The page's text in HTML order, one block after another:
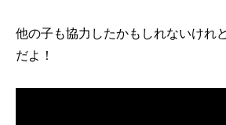
他の子も協力したかもしれないけれ
だよ！